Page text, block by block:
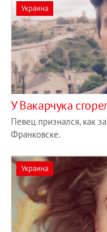
Украина
У Вакарчука
Певец признался, как
Франковске.
Украина